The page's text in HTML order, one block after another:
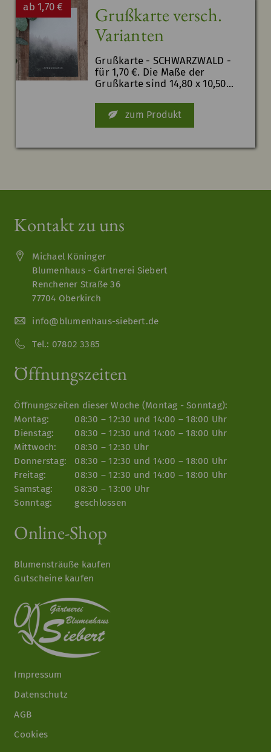
ab 1,70 €
Grußkarte versch.
Varianten
Grußkarte - SCHWARZWALD -
für 1,70 €. Die Maße der
Grußkarte sind 14,80 x 10,50...
zum Produkt
Kontakt zu uns
Michael Köninger
Blumenhaus - Gärtnerei Siebert
Renchener Straße 36
77704 Oberkirch
info@blumenhaus-siebert.de
Tel.: 07802 3385
Öffnungszeiten
Öffnungszeiten dieser Woche (Montag - Sonntag):
Montag:
08:30 – 12:30 und 14:00 – 18:00 Uhr
Dienstag:
08:30 – 12:30 und 14:00 – 18:00 Uhr
Mittwoch:
08:30 – 12:30 Uhr
Donnerstag:
08:30 – 12:30 und 14:00 – 18:00 Uhr
Freitag:
08:30 – 12:30 und 14:00 – 18:00 Uhr
Samstag:
08:30 – 13:00 Uhr
Sonntag:
geschlossen
Online-Shop
Blumensträuße kaufen
Gutscheine kaufen
Impressum
Datenschutz
AGB
Cookies